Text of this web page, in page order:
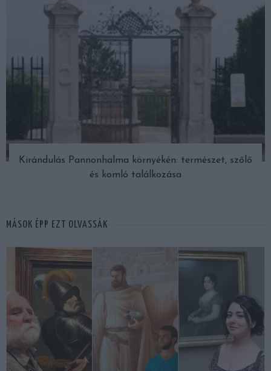
Kirándulás Pannonhalma környékén: természet, szőlő
és komló találkozása
MÁSOK ÉPP EZT OLVASSÁK